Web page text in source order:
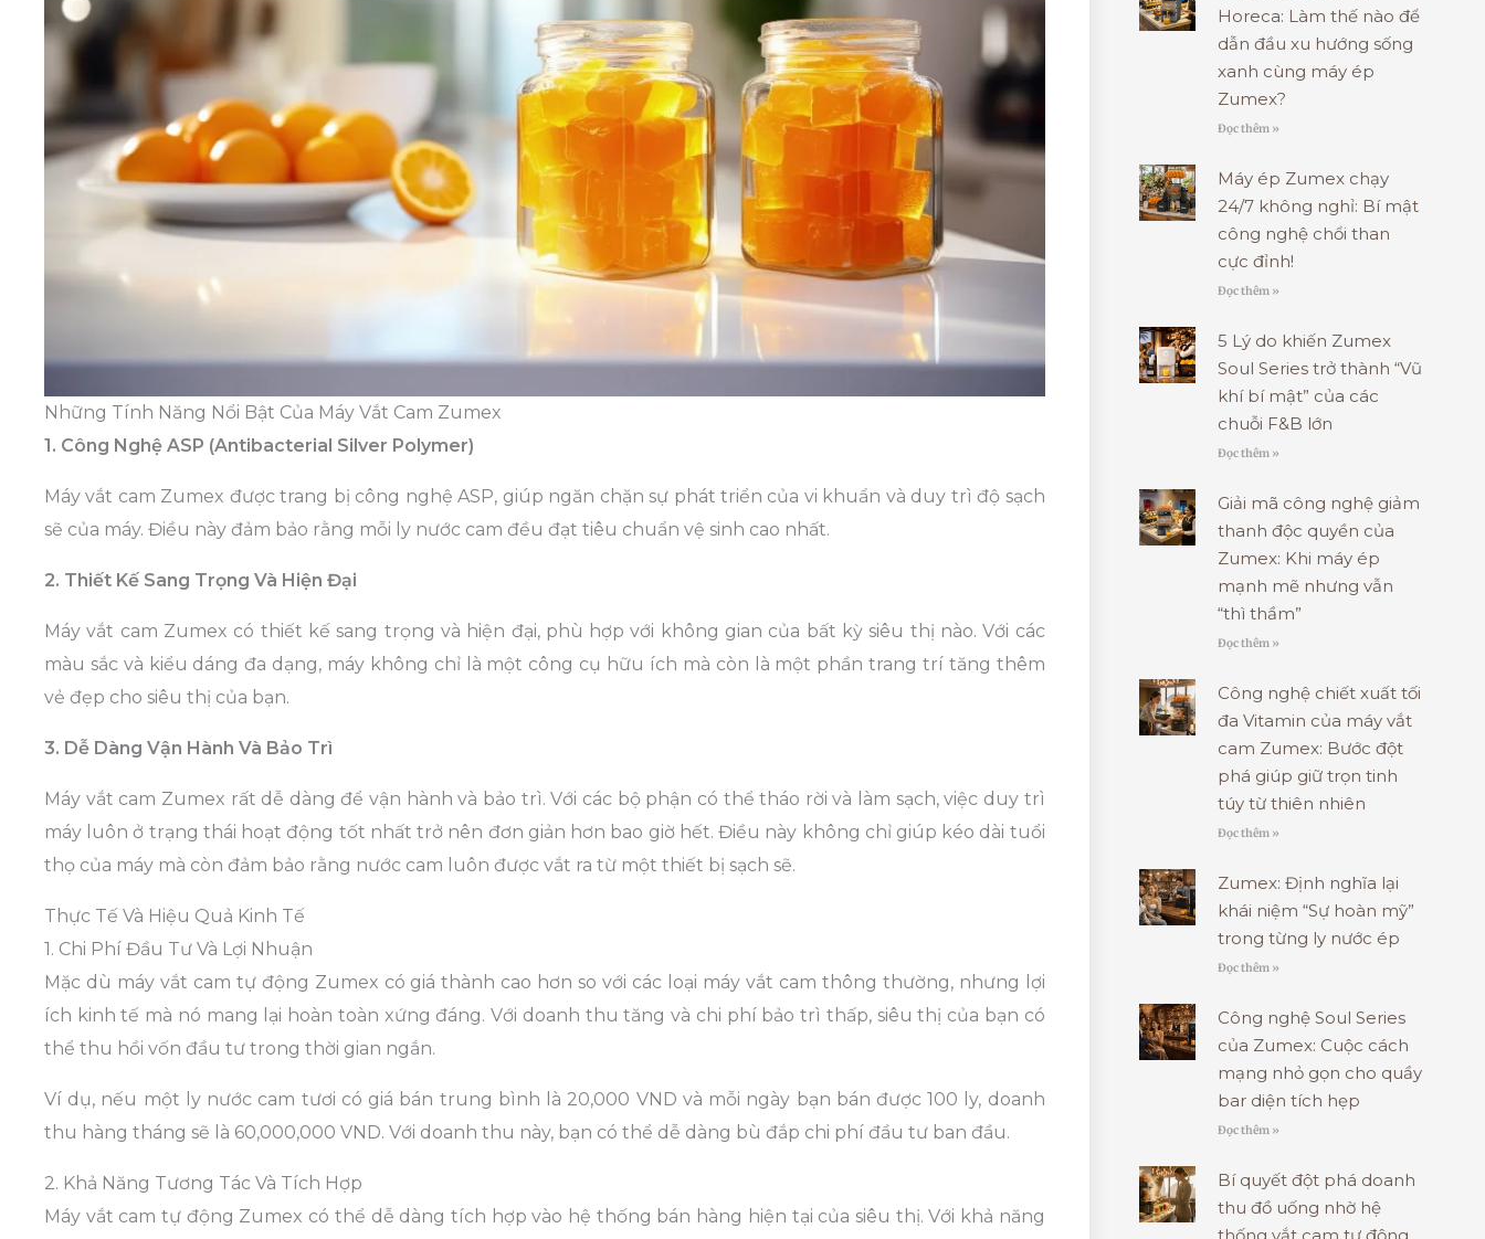
Những Tính Năng Nổi Bật Của Máy Vắt Cam Zumex
1. Công Nghệ ASP (Antibacterial Silver Polymer)
Máy vắt cam Zumex được trang bị công nghệ ASP, giúp ngăn chặn sự phát triển của vi khuẩn và duy trì độ sạch
sẽ của máy. Điều này đảm bảo rằng mỗi ly nước cam đều đạt tiêu chuẩn vệ sinh cao nhất.
2. Thiết Kế Sang Trọng Và Hiện Đại
Máy vắt cam Zumex có thiết kế sang trọng và hiện đại, phù hợp với không gian của bất kỳ siêu thị nào. Với các
màu sắc và kiểu dáng đa dạng, máy không chỉ là một công cụ hữu ích mà còn là một phần trang trí tăng thêm
vẻ đẹp cho siêu thị của bạn.
3. Dễ Dàng Vận Hành Và Bảo Trì
Máy vắt cam Zumex rất dễ dàng để vận hành và bảo trì. Với các bộ phận có thể tháo rời và làm sạch, việc duy trì
máy luôn ở trạng thái hoạt động tốt nhất trở nên đơn giản hơn bao giờ hết. Điều này không chỉ giúp kéo dài tuổi
thọ của máy mà còn đảm bảo rằng nước cam luôn được vắt ra từ một thiết bị sạch sẽ.
Thực Tế Và Hiệu Quả Kinh Tế
1. Chi Phí Đầu Tư Và Lợi Nhuận
Mặc dù máy vắt cam tự động Zumex có giá thành cao hơn so với các loại máy vắt cam thông thường, nhưng lợi
ích kinh tế mà nó mang lại hoàn toàn xứng đáng. Với doanh thu tăng và chi phí bảo trì thấp, siêu thị của bạn có
thể thu hồi vốn đầu tư trong thời gian ngắn.
Ví dụ, nếu một ly nước cam tươi có giá bán trung bình là 20,000 VND và mỗi ngày bạn bán được 100 ly, doanh
thu hàng tháng sẽ là 60,000,000 VND. Với doanh thu này, bạn có thể dễ dàng bù đắp chi phí đầu tư ban đầu.
2. Khả Năng Tương Tác Và Tích Hợp
Máy vắt cam tự động Zumex có thể dễ dàng tích hợp vào hệ thống bán hàng hiện tại của siêu thị. Với khả năng
Horeca: Làm thế nào để
dẫn đầu xu hướng sống
xanh cùng máy ép
Zumex?
Đọc thêm »
Máy ép Zumex chạy
24/7 không nghỉ: Bí mật
công nghệ chổi than
cực đỉnh!
Đọc thêm »
5 Lý do khiến Zumex
Soul Series trở thành “Vũ
khí bí mật” của các
chuỗi F&B lớn
Đọc thêm »
Giải mã công nghệ giảm
thanh độc quyền của
Zumex: Khi máy ép
mạnh mẽ nhưng vẫn
“thì thầm”
Đọc thêm »
Công nghệ chiết xuất tối
đa Vitamin của máy vắt
cam Zumex: Bước đột
phá giúp giữ trọn tinh
túy từ thiên nhiên
Đọc thêm »
Zumex: Định nghĩa lại
khái niệm “Sự hoàn mỹ”
trong từng ly nước ép
Đọc thêm »
Công nghệ Soul Series
của Zumex: Cuộc cách
mạng nhỏ gọn cho quầy
bar diện tích hẹp
Đọc thêm »
Bí quyết đột phá doanh
thu đồ uống nhờ hệ
thống vắt cam tự động